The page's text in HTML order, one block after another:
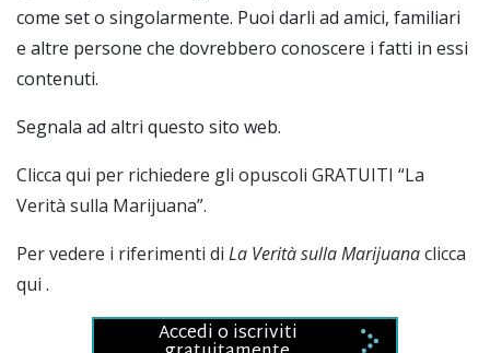
come set o singolarmente. Puoi darli ad amici, familiari
e altre persone che dovrebbero conoscere i fatti in essi
contenuti.
Segnala ad altri questo sito web.
Clicca qui per richiedere gli opuscoli GRATUITI “La
Verità sulla Marijuana”.
Per vedere i riferimenti di La Verità sulla Marijuanaclicca
qui .
Accedi o iscriviti